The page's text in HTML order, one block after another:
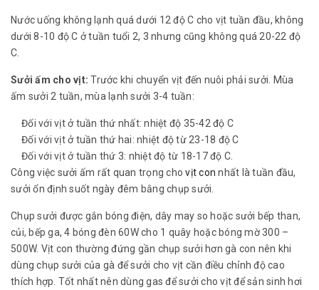
Nước uống không lạnh quá dưới 12 độ C cho vịt tuần đầu, không
dưới 8-10 độ C ở tuần tuổi 2, 3 nhưng cũng không quá 20-22 độ
C.
Sưởi ấm cho vịt: Trước khi chuyển vịt đến nuôi phải sưởi. Mùa
ấm sưởi 2 tuần, mùa lạnh sưởi 3-4 tuần:
Đối với vịt ở tuần thứ nhất: nhiệt độ 35-42 độ C
Đối với vịt ở tuần thứ hai: nhiệt độ từ 23-18 độ C
Đối với vịt ở tuần thứ 3: nhiệt độ từ 18-17 độ C.
Công việc sưởi ấm rất quan trọng chovịt con nhất là tuần đầu,
sưởi ổn định suốt ngày đêm bằng chụp sưởi.
Chụp sưởi được gắn bóng điện, dây may so hoặc sưởi bếp than,
củi, bếp ga, 4 bóng đèn 60W cho 1 quây hoặc bóng mờ 300 –
500W. Vịt con thường đứng gần chụp sưởi hơn gà con nên khi
dùng chụp sưởi của gà để sưởi cho vịt cần điều chỉnh độ cao
thích hợp. Tốt nhất nên dùng gas để sưởi cho vịt để sản sinh hơi